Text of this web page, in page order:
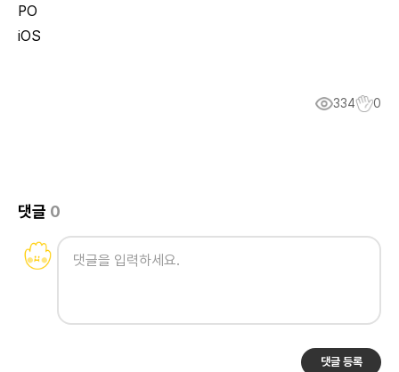
PO
iOS
334 0
댓글 0
댓글 등록